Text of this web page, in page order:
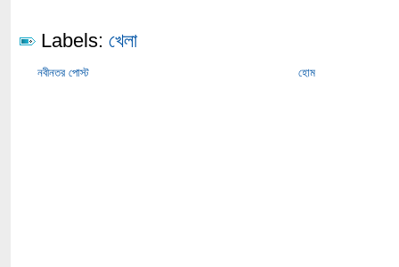
Labels: খেলা
নবীনতর পোস্ট হোম